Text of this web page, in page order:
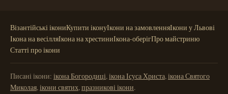
Візантійські ікониКупити іконуІкони на замовленняІкони у Львові
Ікона на весілляІкона на хрестиниІкона-оберігПро майстриню
Статті про ікони
Писані ікони: ікона Богородиці,ікона Ісуса Христа,ікона Святого
Миколая,ікони святих,празникові ікони.